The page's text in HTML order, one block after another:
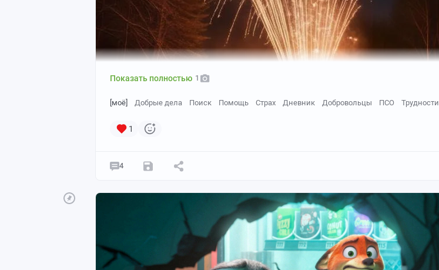
Привет, Пикабу. Это снова ваш местный поисково-спасательный отряд «Связь»
Показать полностью 1
[моё] Добрые дела Поиск Помощь Страх Дневник Добровольцы ПСО Трудности
1
4